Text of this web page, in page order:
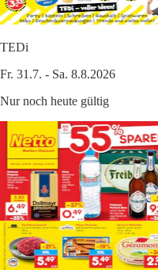
TEDi
Fr. 31.7. - Sa. 8.8.2026
Nur noch heute gültig